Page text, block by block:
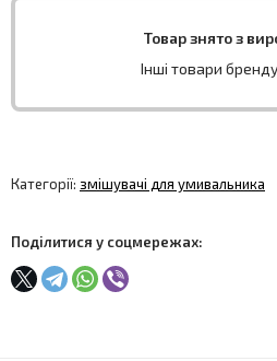
Товар знято з
Інші товари бренду
Категорії: змішувачі для умивальника
Поділитися у соцмережах: